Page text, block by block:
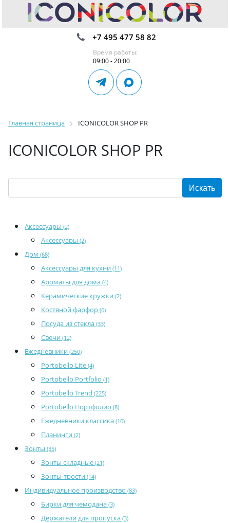
+7 495 477 58 82
Время работы:
09:00 - 20:00
Главная страница ICONICOLOR SHOP PR
ICONICOLOR SHOP PR
Аксессуары (2)
Аксессуары (2)
Дом (68)
Аксессуары для кухни (11)
Ароматы для дома (4)
Керамические кружки (2)
Костяной фарфор (6)
Посуда из стекла (33)
Свечи (12)
Ежедневники (250)
Portobello Lite (4)
Portobello Portfolio (1)
Portobello Trend (225)
Portobello Портфолио (8)
Ежедневники классика (10)
Планинги (2)
Зонты (35)
Зонты складные (21)
Зонты-трости (14)
Индивидуальное производство (83)
Бирки для чемодана (3)
Держатели для пропуска (3)